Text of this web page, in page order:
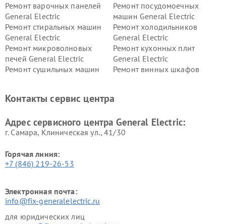
Ремонт варочных панелей
General Electric
Ремонт посудомоечных
машин General Electric
Ремонт стиральных машин
General Electric
Ремонт холодильников
General Electric
Ремонт микроволновых
печей General Electric
Ремонт кухонных плит
General Electric
Ремонт сушильных машин
Ремонт винных шкафов
Electric
General Electric
Контакты сервис центра
Адрес сервисного центра General Electric:
г. Самара, Клиническая ул., 41/30
Горячая линия:
+7 (846) 219-26-53
Электронная почта:
info@fix-generalelectric.ru
для юридических лиц